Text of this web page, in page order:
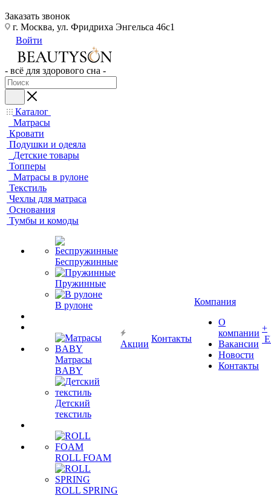
Заказать звонок
г. Москва, ул. Фридриха Энгельса 46с1
Войти
- всё для здорового сна -
Каталог
Матрасы
Кровати
Подушки и одеяла
Детские товары
Топперы
Матрасы в рулоне
Текстиль
Чехлы для матраса
Основания
Тумбы и комоды
Беспружинные
Пружинные
В рулоне
Матрасы
BABY
Детский
текстиль
ROLL FOAM
ROLL SPRING
Акции
Контакты
Компания
О
компании
Вакансии
Новости
Контакты
+